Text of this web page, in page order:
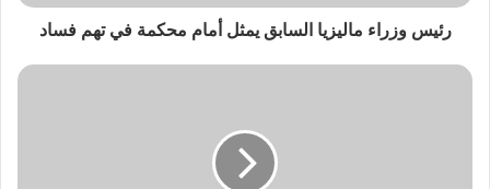
رئيس وزراء ماليزيا السابق يمثل أمام محكمة في تهم فساد